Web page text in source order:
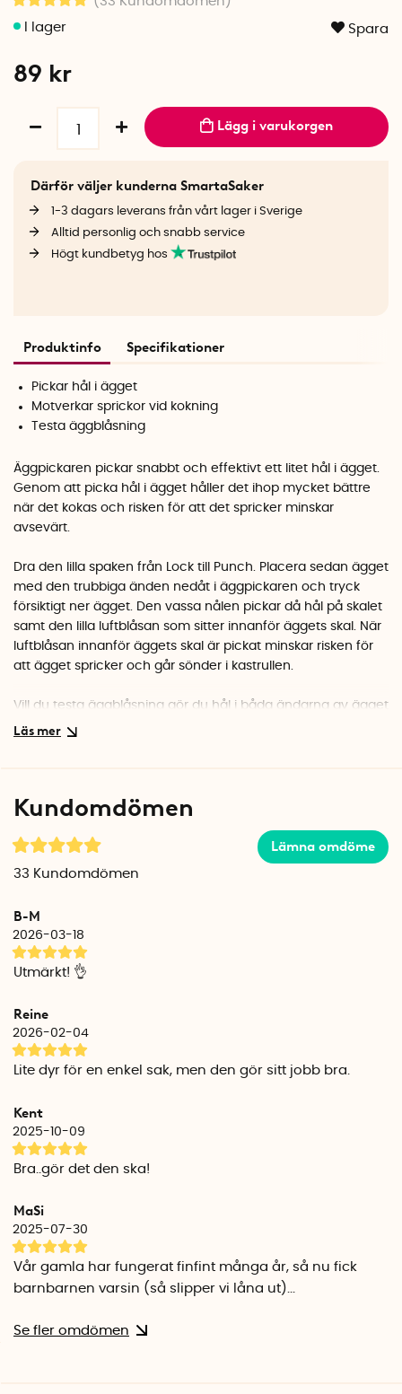
Spara
89 kr
Lägg i varukorgen
Därför väljer kunderna SmartaSaker
1-3 dagars leverans från vårt lager i Sverige
Alltid personlig och snabb service
Högt kundbetyg hos
Produktinfo Specifikationer
Pickar hål i ägget
Motverkar sprickor vid kokning
Testa äggblåsning
Äggpickaren pickar snabbt och effektivt ett litet hål i ägget.
Genom att picka hål i ägget håller det ihop mycket bättre
när det kokas och risken för att det spricker minskar
avsevärt.
Dra den lilla spaken från Lock till Punch. Placera sedan ägget
med den trubbiga änden nedåt i äggpickaren och tryck
försiktigt ner ägget. Den vassa nålen pickar då hål på skalet
samt den lilla luftblåsan som sitter innanför äggets skal. När
luftblåsan innanför äggets skal är pickat minskar risken för
att ägget spricker och går sönder i kastrullen.
Vill du testa äggblåsning gör du hål i båda ändarna av ägget
och försöker sedan blåsa ut innehållet. Det är ett kul pyssel
Kundomdömen
Lämna omdöme
33 Kundomdömen
B-M
2026-03-18
Utmärkt! 👌
Reine
2026-02-04
Lite dyr för en enkel sak, men den gör sitt jobb bra.
Kent
2025-10-09
Bra..gör det den ska!
MaSi
2025-07-30
Vår gamla har fungerat finfint många år, så nu fick
barnbarnen varsin (så slipper vi låna ut)...
Se fler omdömen